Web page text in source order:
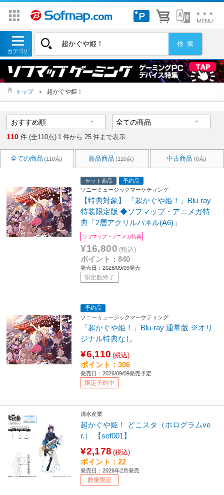
トップ ＞ 超かぐや姫！
110 件 (全110点) 1 件から 25 件まで表示
全ての商品 (110点) 新品商品 (110点) 中古商品 (0点)
セット商品
予約品
ソニーミュージックマーケティング
【特典対象】 「超かぐや姫！」Blu-ray
特装限定版 ◆ソフマップ・アニメガ特
典「2層アクリルパネル(A6)」
ソフマップ・アニメガ特典
¥16,800 (税込)
ポイント：840
発売日：2026/09/09発売
限定数終了
予約品
ソニーミュージックマーケティング
「超かぐや姫！」Blu-ray 通常版 ※オリ
ジナル特典なし
¥6,110 (税込)
ポイント：306
発売日：2026/09/09発売予定
限定予約中
清水産業
超かぐや姫！ どこスタ（ホログラムve
r.） 【sof001】
¥2,178 (税込)
ポイント：22
発売日：2026年2月発売
数量限定